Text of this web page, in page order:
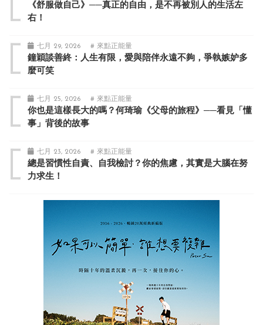
《舒服做自己》──真正的自由，是不再被別人的生活左
右！
七月 29, 2026 # 來點正能量
鐘穎談善終：人生有限，愛與陪伴永遠不夠，爭執嫉妒多
麼可笑
七月 25, 2026 # 來點正能量
你也是這樣長大的嗎？何琦瑜《父母的旅程》──看見「懂
事」背後的故事
七月 23, 2026 # 來點正能量
總是習慣性自責、自我檢討？你的焦慮，其實是大腦在努
力求生！